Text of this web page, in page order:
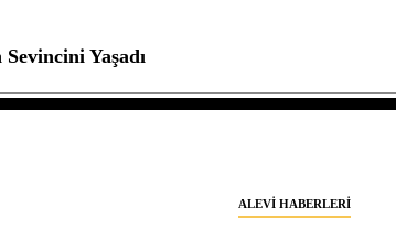
Yaşadı
ALEVI HABERLERI